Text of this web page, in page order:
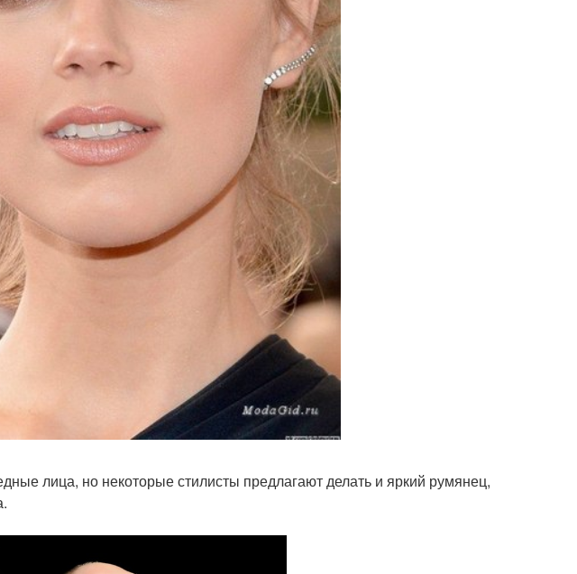
лица, но некоторые стилисты предлагают делать и яркий румянец,